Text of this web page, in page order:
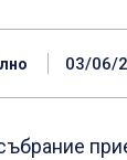
03/06/